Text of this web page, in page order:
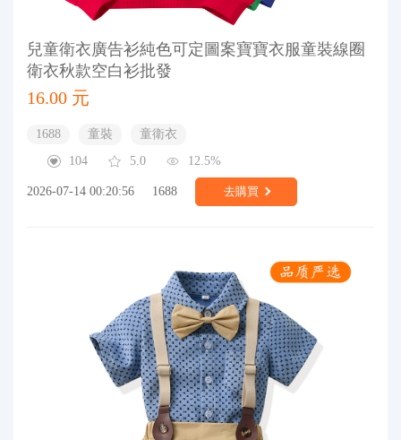
兒童衛衣廣告衫純色可定圖案寶寶衣服童裝線圈
衛衣秋款空白衫批發
16.00 元
1688 童裝
童衛衣
104
5.0 12.5%
2026-07-14 00:20:56 1688 去購買